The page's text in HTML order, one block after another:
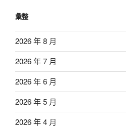
彙整
2026 年 8 月
2026 年 7 月
2026 年 6 月
2026 年 5 月
2026 年 4 月